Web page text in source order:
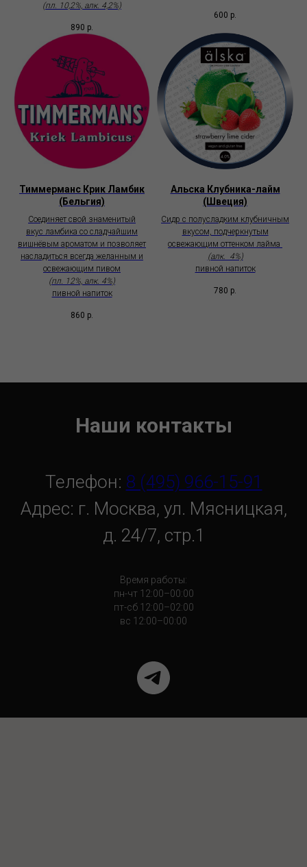
(пл. 10,2%, алк. 4,2%)
890 р.
600 р.
Тиммерманс Крик Ламбик
(Бельгия)
Соединяет свой знаменитый
вкус ламбика со сладчайшим
вишнёвым ароматом и позволяет
насладиться всегда желанным и
освежающим пивом
(пл. 12%, aлк. 4%)
пивной напиток
860 р.
Альска Клубника-лайм
(Швеция)
Сидр с полусладким клубничным
вкусом, подчеркнутым
освежающим оттенком лайма
(aлк. 4%)
пивной напиток
780 р.
Наши контакты
Телефон: 8 (495) 966-15-91
Адрес: г. Москва, ул. Мясницкая,
д. 24/7, стр.1
Время работы:
пн-чт 12:00–00:00
пт-сб 12:00–02:00
вс 12:00–00:00